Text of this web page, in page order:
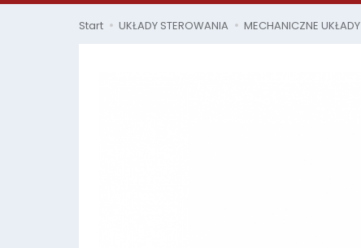
Start UKŁADY STEROWANIA MECHANICZNE